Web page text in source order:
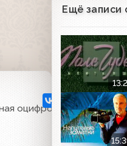
оцифровка. VHSRip.
Ещё записи